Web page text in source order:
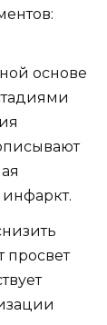
основе
инфаркт.
просвет